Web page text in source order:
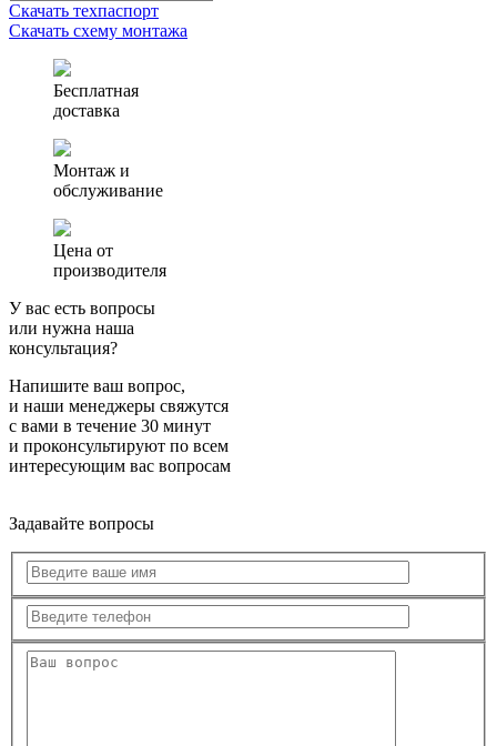
Скачать техпаспорт
Скачать схему монтажа
Бесплатная
доставка
Монтаж и
обслуживание
Цена от
производителя
У вас есть вопросы
или нужна наша
консультация?
Напишите ваш вопрос,
и наши менеджеры свяжутся
с вами в течение 30 минут
и проконсультируют по всем
интересующим вас вопросам
Задавайте вопросы